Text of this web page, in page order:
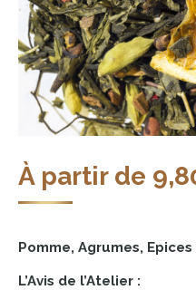
À partir de
Pomme, Agrumes,
L’Avis de l’Atelier :